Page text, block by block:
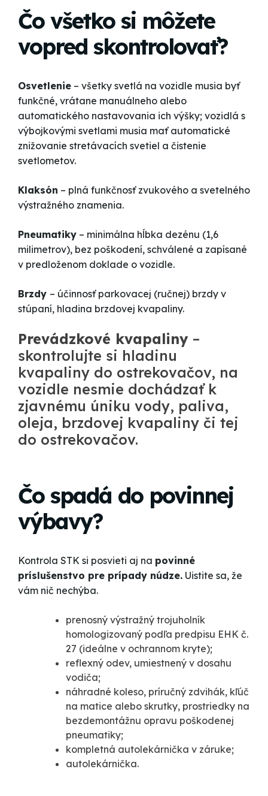
Čo všetko si môžete
vopred skontrolovať?
Osvetlenie – všetky svetlá na vozidle musia byť
funkčné, vrátane manuálneho alebo
automatického nastavovania ich výšky; vozidlá s
výbojkovými svetlami musia mať automatické
znižovanie stretávacích svetiel a čistenie
svetlometov.
Klaksón – plná funkčnosť zvukového a svetelného
výstražného znamenia.
Pneumatiky – minimálna hĺbka dezénu (1,6
milimetrov), bez poškodení, schválené a zapísané
v predloženom doklade o vozidle.
Brzdy – účinnosť parkovacej (ručnej) brzdy v
stúpaní, hladina brzdovej kvapaliny.
Prevádzkové kvapaliny –
skontrolujte si hladinu
kvapaliny do ostrekovačov, na
vozidle nesmie dochádzať k
zjavnému úniku vody, paliva,
oleja, brzdovej kvapaliny či tej
do ostrekovačov.
Čo spadá do povinnej
výbavy?
Kontrola STK si posvieti aj na povinné
príslušenstvo pre prípady núdze. Uistite sa, že
vám nič nechýba.
prenosný výstražný trojuholník
homologizovaný podľa predpisu EHK č.
27 (ideálne v ochrannom kryte);
reflexný odev, umiestnený v dosahu
vodiča;
náhradné koleso, príručný zdvihák, kľúč
na matice alebo skrutky, prostriedky na
bezdemontážnu opravu poškodenej
pneumatiky;
kompletná autolekárnička v záruke;
autolekárnička.